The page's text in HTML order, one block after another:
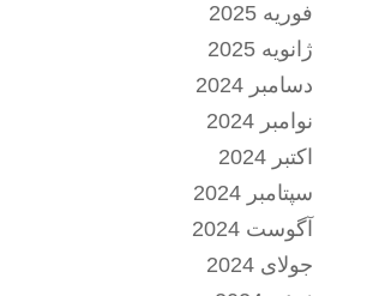
فوریه 2025
ژانویه 2025
دسامبر 2024
نوامبر 2024
اکتبر 2024
سپتامبر 2024
آگوست 2024
جولای 2024